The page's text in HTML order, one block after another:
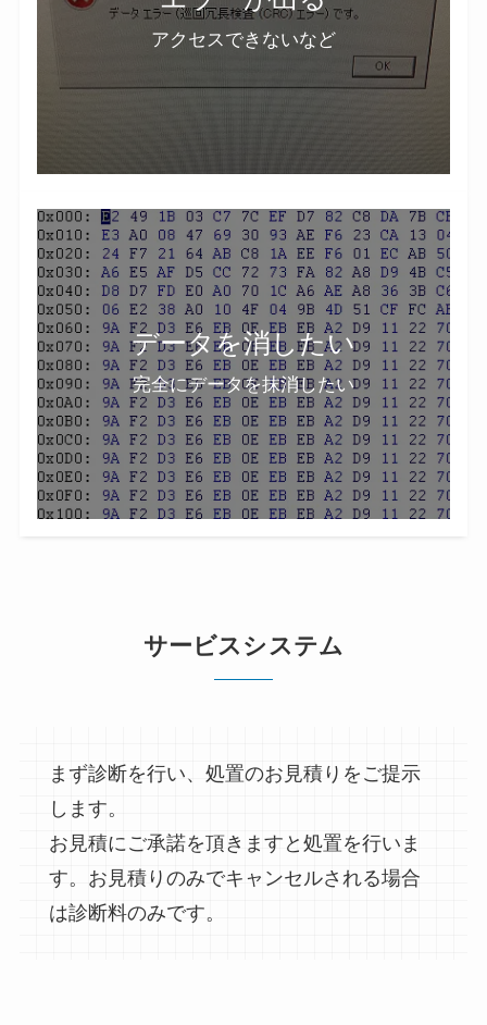
アクセスできないなど
データを消したい
完全にデータを抹消したい
サービスシステム
まず診断を行い、処置のお見積りをご提示
します。
お見積にご承諾を頂きますと処置を行いま
す。お見積りのみでキャンセルされる場合
は診断料のみです。